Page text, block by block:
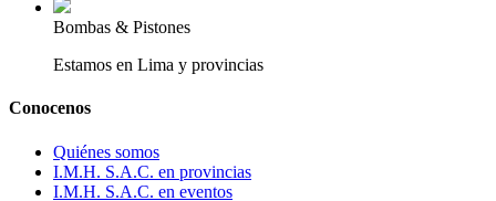
Bombas & Pistones
Estamos en Lima y provincias
Conocenos
Quiénes somos
I.M.H. S.A.C. en provincias
I.M.H. S.A.C. en eventos